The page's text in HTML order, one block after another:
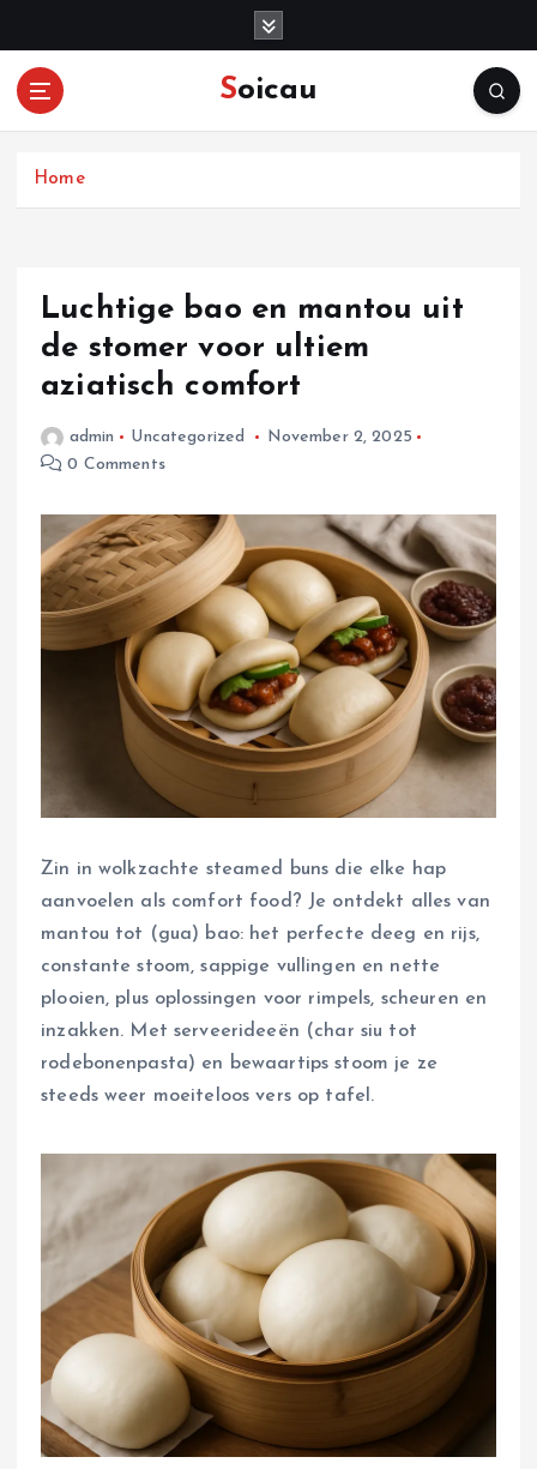
Soicau
Home
Luchtige bao en mantou uit
de stomer voor ultiem
aziatisch comfort
admin Uncategorized
November 2, 2025
0 Comments
Zin in wolkzachte steamed buns die elke hap
aanvoelen als comfort food? Je ontdekt alles van
mantou tot (gua) bao: het perfecte deeg en rijs,
constante stoom, sappige vullingen en nette
plooien, plus oplossingen voor rimpels, scheuren en
inzakken. Met serveerideeën (char siu tot
rodebonenpasta) en bewaartips stoom je ze
steeds weer moeiteloos vers op tafel.